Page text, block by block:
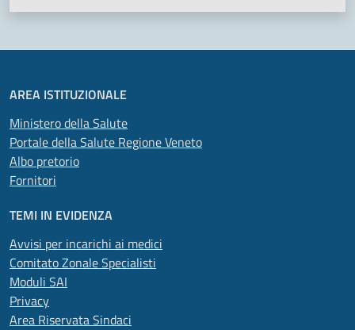
AREA ISTITUZIONALE
Ministero della Salute
Portale della Salute Regione Veneto
Albo pretorio
Fornitori
TEMI IN EVIDENZA
Avvisi per incarichi ai medici
Comitato Zonale Specialisti
Moduli SAI
Privacy
Area Riservata Sindaci